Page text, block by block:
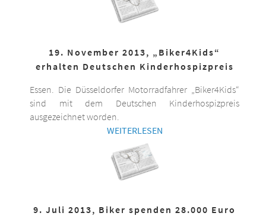
19. November 2013, „Biker4Kids“
erhalten Deutschen Kinderhospizpreis
Essen. Die Düsseldorfer Motorradfahrer „Biker4Kids“
sind mit dem Deutschen Kinderhospizpreis
ausgezeichnet worden.
WEITERLESEN
9. Juli 2013, Biker spenden 28.000 Euro